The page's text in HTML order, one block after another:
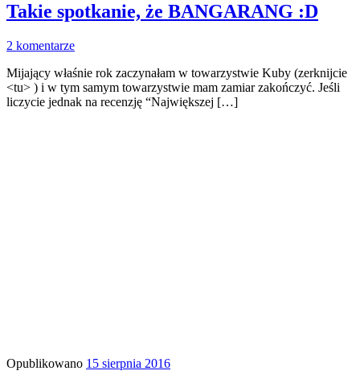
Takie spotkanie, że BANGARANG :D
2 komentarze
Mijający właśnie rok zaczynałam w towarzystwie Kuby (zerknijcie
<tu> ) i w tym samym towarzystwie mam zamiar zakończyć. Jeśli
liczycie jednak na recenzję “Największej […]
Opublikowano 15 sierpnia 2016